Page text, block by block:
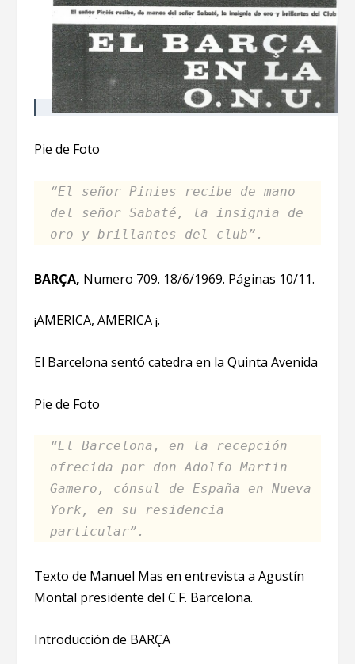
Pie de Foto
“El señor Pinies recibe de mano
del señor Sabaté, la insignia de
oro y brillantes del club”.
BARÇA, Numero 709. 18/6/1969. Páginas 10/11.
¡AMERICA, AMERICA ¡.
El Barcelona sentó catedra en la Quinta Avenida
Pie de Foto
“El Barcelona, en la recepción
ofrecida por don Adolfo Martin
Gamero, cónsul de España en Nueva
York, en su residencia
particular”.
Texto de Manuel Mas en entrevista a Agustín
Montal presidente del C.F. Barcelona.
Introducción de BARÇA